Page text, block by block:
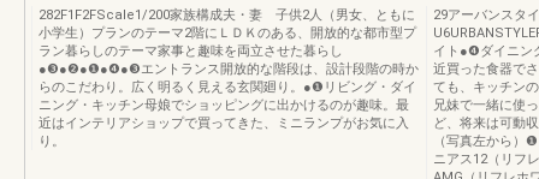
282F1F2FScale1/200家族構成夫・妻 子供2人（男女、ともに
小学生）プランのテーマ2階にＬＤＫのある、開放的な都市型プ
ラン暮らしのテーマ家事と趣味を両立させた暮らし
●❸●❷●❶●❹●❸エントランス開放的な階段は、設計段階の時か
らのこだわり。広く明るく見える玄関廻り。●❶リビング・ダイ
ニング・キッチン母娘でショッピングに出かけるのが趣味。最
近はインテリアショップで買ってきた、ミニランプがお気に入
り。
29アーバンスタ
イト●❹ダイニン
近買った食器で
ても、キッチン
兄妹で一緒に使
ど、将来は可動
（写真左から）
ニアス12（リフ